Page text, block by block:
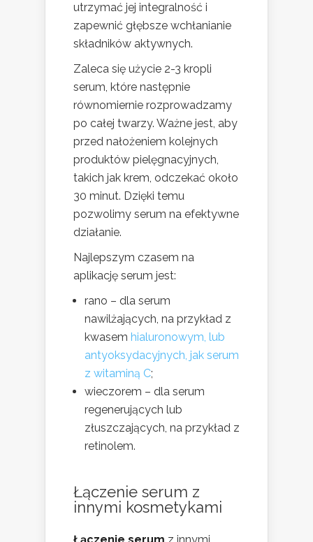
utrzymać jej integralność i
zapewnić głębsze wchłanianie
składników aktywnych.
Zaleca się użycie 2-3 kropli
serum, które następnie
równomiernie rozprowadzamy
po całej twarzy. Ważne jest, aby
przed nałożeniem kolejnych
produktów pielęgnacyjnych,
takich jak krem, odczekać około
30 minut. Dzięki temu
pozwolimy serum na efektywne
działanie.
Najlepszym czasem na
aplikację serum jest:
rano – dla serum
nawilżających, na przykład z
kwasem hialuronowym, lub
antyoksydacyjnych, jak serum
z witaminą C;
wieczorem – dla serum
regenerujących lub
złuszczających, na przykład z
retinolem.
Łączenie serum z
innymi kosmetykami